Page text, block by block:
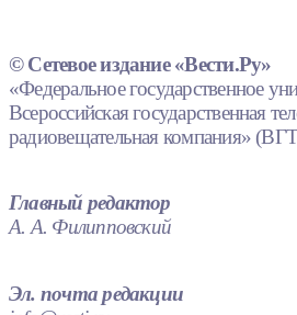
© Сетевое издание «Вести.Ру»
«Федеральное государственное
Всероссийская государственная
радиовещательная компания»
Главный редактор
А. А. Филипповский
Эл. почта редакции